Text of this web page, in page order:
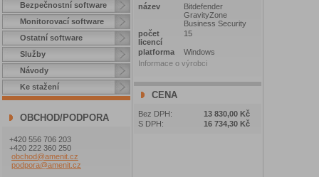
Bezpečnostní software
Monitorovací software
Ostatní software
Služby
Návody
Ke stažení
OBCHOD/PODPORA
+420 556 706 203
+420 222 360 250
obchod@amenit.cz
podpora@amenit.cz
název
Bitdefender
GravityZone
Business Security
počet
licencí
15
platforma
Windows
Informace o výrobci
CENA
Bez DPH:
13 830,00 Kč
S DPH:
16 734,30 Kč